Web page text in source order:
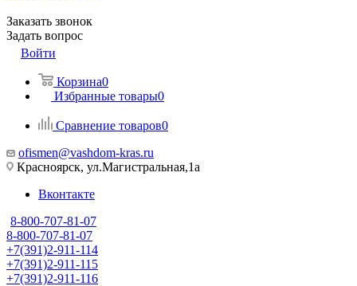
Заказать звонок
Задать вопрос
Войти
Корзина0
Избранные товары0
Сравнение товаров0
ofismen@vashdom-kras.ru
Красноярск, ул.Магистральная,1а
Вконтакте
8-800-707-81-07
8-800-707-81-07
+7(391)2-911-114
+7(391)2-911-115
+7(391)2-911-116